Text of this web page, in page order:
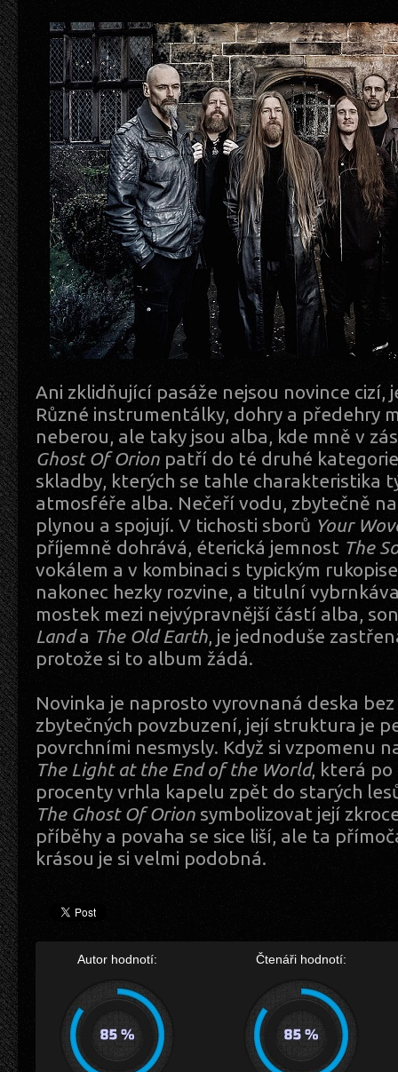
Ani zklidňující pasáže nejsou novince cizí,
Různé instrumentálky, dohry a předehry
neberou, ale taky jsou alba, kde mně v
Ghost Of Orion patří do té druhé
skladby, kterých se tahle charakteristika
atmosféře alba. Nečeří vodu, zbytečně
plynou a spojují. V tichosti sborů Your
příjemně dohrává, éterická jemnost The
vokálem a v kombinaci s typickým
nakonec hezky rozvine, a titulní
mostek mezi nejvýpravnější částí alba,
Landa The Old Earth, je jednoduše
protože si to album žádá.
Novinka je naprosto vyrovnaná deska bez
zbytečných povzbuzení, její struktura je
povrchními nesmysly. Když si vzpomenu
The Light at the End of the World, která po
procenty vrhla kapelu zpět do starých
The Ghost Of Orion symbolizovat její
příběhy a povaha se sice liší, ale ta
krásou je si velmi podobná.
Autor hodnotí: Čtenáři hodnotí: